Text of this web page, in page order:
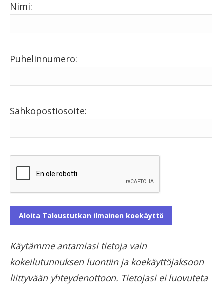
Nimi:
Puhelinnumero:
Sähköpostiosoite:
Käytämme antamiasi tietoja vain
kokeilutunnuksen luontiin ja koekäyttöjaksoon
liittyvään yhteydenottoon. Tietojasi ei luovuteta